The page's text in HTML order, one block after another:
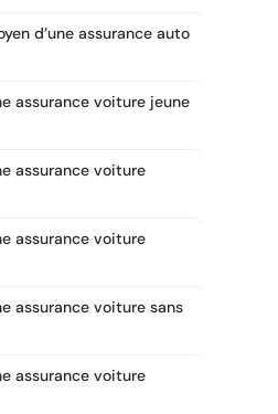
d’une assurance auto
assurance voiture jeune
assurance voiture
assurance voiture
assurance voiture sans
assurance voiture